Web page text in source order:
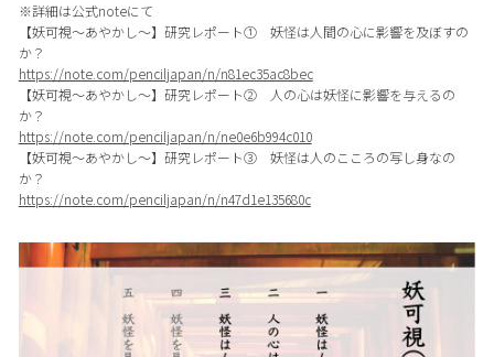
※詳細は公式noteにて
【妖可視〜あやかし〜】研究レポート① 妖怪は人間の心に影響を及ぼすの
か？
https://note.com/penciljapan/n/n81ec35ac8bec
【妖可視〜あやかし〜】研究レポート② 人の心は妖怪に影響を与えるの
か？
https://note.com/penciljapan/n/ne0e6b994c010
【妖可視〜あやかし〜】研究レポート③ 妖怪は人のこころの写し身なの
か？
https://note.com/penciljapan/n/n47d1e135680c